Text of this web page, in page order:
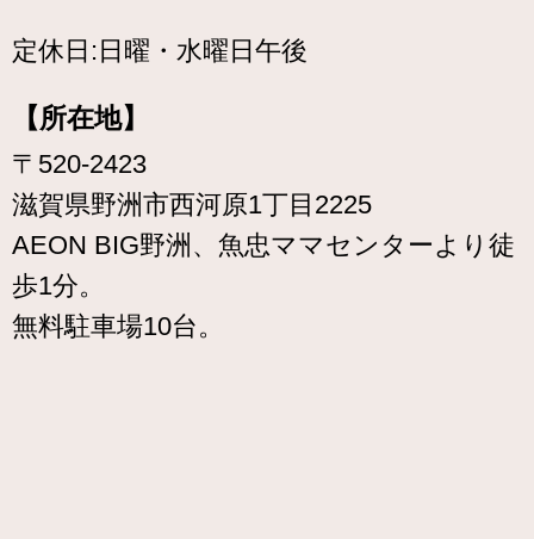
定休日:日曜・水曜日午後
【所在地】
〒520-2423
滋賀県野洲市西河原1丁目2225
AEON BIG野洲、魚忠ママセンターより徒
歩1分。
無料駐車場10台。